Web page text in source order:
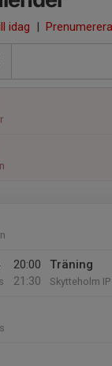
idag | Prenumerera
20:00
21:30
Träning
Skytteholm IP